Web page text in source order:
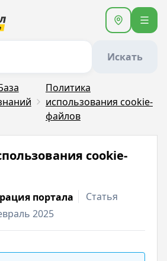
Искать
Политика
использования сookie-
файлов
сookie-
портала
Статья
2025